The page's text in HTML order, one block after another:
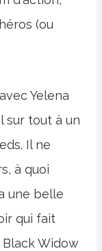
(ou
Yelena
sur tout à un
Il ne
à quoi
une belle
qui fait
Black Widow